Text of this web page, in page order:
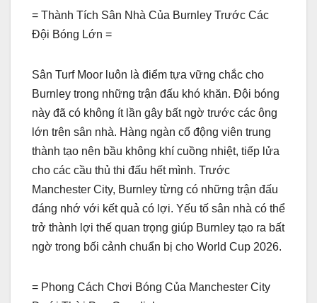
= Thành Tích Sân Nhà Của Burnley Trước Các
Đội Bóng Lớn =
Sân Turf Moor luôn là điểm tựa vững chắc cho
Burnley trong những trận đấu khó khăn. Đội bóng
này đã có không ít lần gây bất ngờ trước các ông
lớn trên sân nhà. Hàng ngàn cổ động viên trung
thành tạo nên bầu không khí cuồng nhiệt, tiếp lửa
cho các cầu thủ thi đấu hết mình. Trước
Manchester City, Burnley từng có những trận đấu
đáng nhớ với kết quả có lợi. Yếu tố sân nhà có thể
trở thành lợi thế quan trọng giúp Burnley tạo ra bất
ngờ trong bối cảnh chuẩn bị cho World Cup 2026.
= Phong Cách Chơi Bóng Của Manchester City